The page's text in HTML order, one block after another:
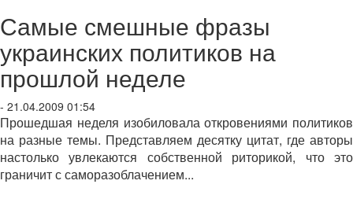
Самые смешные фразы
украинских политиков на
прошлой неделе
- 21.04.2009 01:54
Прошедшая неделя изобиловала откровениями политиков
на разные темы. Представляем десятку цитат, где авторы
настолько увлекаются собственной риторикой, что это
граничит с саморазоблачением...